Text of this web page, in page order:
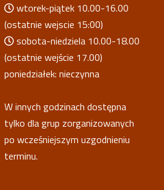
wtorek-piątek 10.00-16.00
(ostatnie wejscie 15:00)
sobota-niedziela 10.00-18.00
(ostatnie wejście 17.00)
poniedziałek: nieczynna
W innych godzinach dostępna
tylko dla grup zorganizowanych
po wcześniejszym uzgodnieniu
terminu.